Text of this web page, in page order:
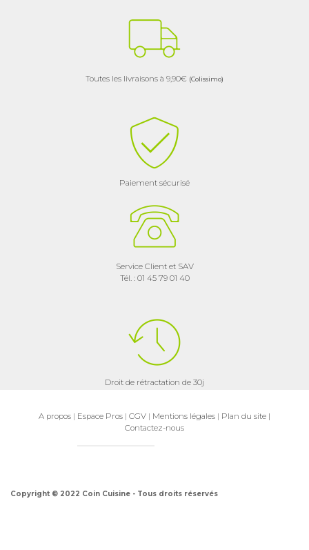
Toutes les livraisons à 9,90€ (Colissimo)
Paiement sécurisé
Service Client et SAV
Tél. : 01 45 79 01 40
Droit de rétractation de 30j
A propos | Espace Pros | CGV | Mentions légales | Plan du site |
Contactez-nous
Copyright © 2022 Coin Cuisine - Tous droits réservés